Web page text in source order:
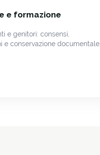
e formazione
e genitori: consensi,
e conservazione documentale.